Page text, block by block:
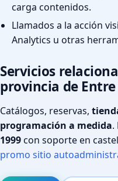
carga contenidos.
Llamados a la acción
Analytics u otras
Servicios
provincia de Entre
Catálogos, reservas,
programación a medida.
1999con soporte en
promo sitio